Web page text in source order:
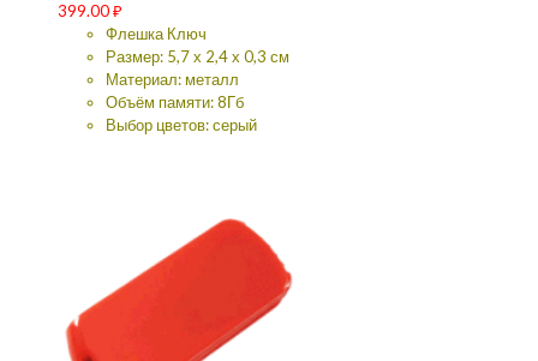
399.00₽
Флешка Ключ
Размер: 5,7 х 2,4 х 0,3 см
Материал: металл
Объём памяти: 8Гб
Выбор цветов: серый